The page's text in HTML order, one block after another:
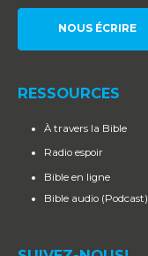
NOUS ÉCRIRE
RESSOURCES
À travers la Bible
Radio espoir
Bible en ligne
Bible audio (Podcast)